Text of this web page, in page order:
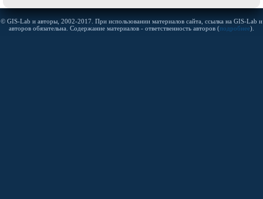
© GIS-Lab и авторы, 2002-2017. При использовании материалов сайта, ссылка на GIS-Lab и
авторов обязательна. Содержание материалов - ответственность авторов (подробнее).